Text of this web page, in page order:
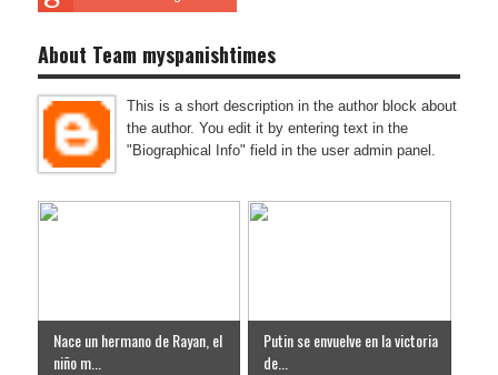
About Team myspanishtimes
This is a short description in the author block about
the author. You edit it by entering text in the
"Biographical Info" field in the user admin panel.
Nace un hermano de Rayan, el
niño m...
Putin se envuelve en la victoria
de...